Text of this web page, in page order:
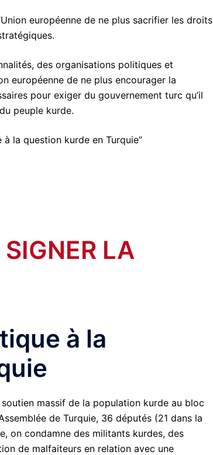
européenne de ne plus sacrifier les droits
des organisations politiques et
européenne de ne plus encourager la
pour exiger du gouvernement turc qu’il
peuple kurde.
la question kurde en Turquie”
LA
à la
massif de la population kurde au bloc
de Turquie, 36 députés (21 dans la
on condamne des militants kurdes, des
de malfaiteurs en relation avec une